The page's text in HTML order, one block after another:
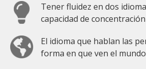
Tener fluidez en dos
capacidad de
El idioma que hablan las
forma en que ven el mundo